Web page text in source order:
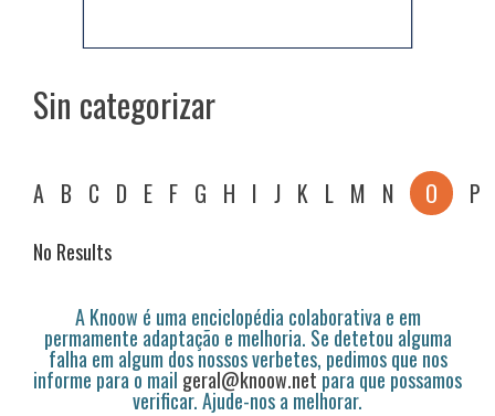
Sin categorizar
A B C D E F G H I J K L M N O P
No Results
A Knoow é uma enciclopédia colaborativa e em
permamente adaptação e melhoria. Se detetou alguma
falha em algum dos nossos verbetes, pedimos que nos
informe para o mail geral@knoow.netpara que possamos
verificar. Ajude-nos a melhorar.